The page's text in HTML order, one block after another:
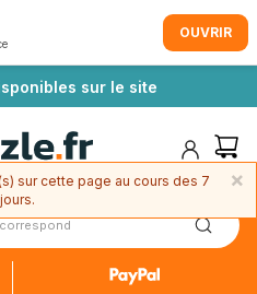
sur le site
OUVRIR
×
sur cette page au cours des 7